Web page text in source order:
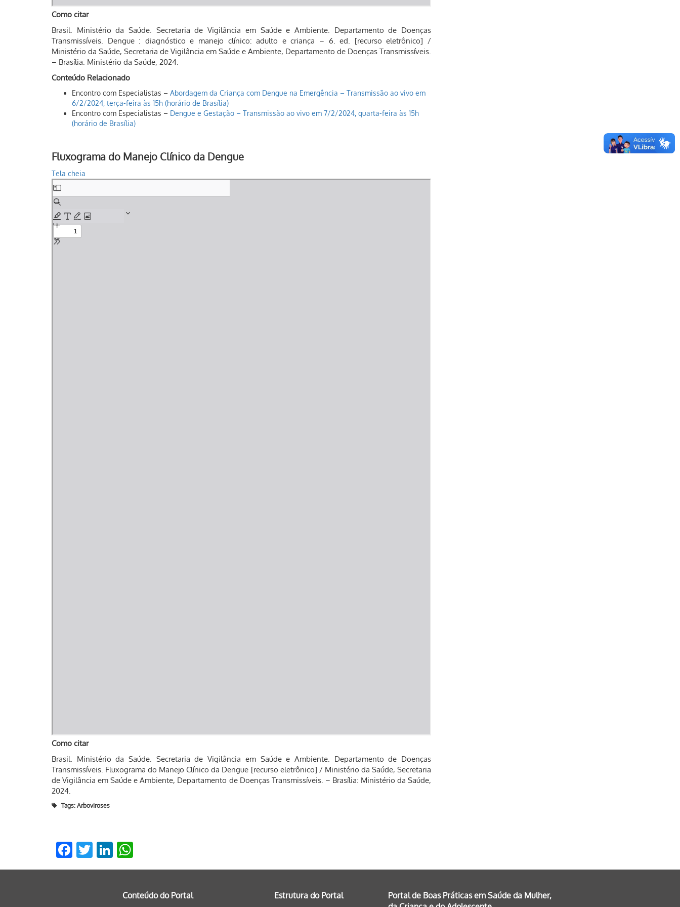
Como citar
Brasil. Ministério da Saúde. Secretaria de Vigilância em Saúde e Ambiente. Departamento de Doenças
Transmissíveis. Dengue : diagnóstico e manejo clínico: adulto e criança – 6. ed. [recurso eletrônico] /
Ministério da Saúde, Secretaria de Vigilância em Saúde e Ambiente, Departamento de Doenças Transmissíveis.
– Brasília: Ministério da Saúde, 2024.
Conteúdo Relacionado
Encontro com Especialistas – Abordagem da Criança com Dengue na Emergência – Transmissão ao vivo em
6/2/2024, terça-feira às 15h (horário de Brasília)
Encontro com Especialistas – Dengue e Gestação – Transmissão ao vivo em 7/2/2024, quarta-feira às 15h
(horário de Brasília)
Fluxograma do Manejo Clínico da Dengue
Tela cheia
Skip
to
PDF
content
Como citar
Brasil. Ministério da Saúde. Secretaria de Vigilância em Saúde e Ambiente. Departamento de Doenças
Transmissíveis. Fluxograma do Manejo Clínico da Dengue [recurso eletrônico] / Ministério da Saúde, Secretaria
de Vigilância em Saúde e Ambiente, Departamento de Doenças Transmissíveis. – Brasília: Ministério da Saúde,
2024.
Tags: Arboviroses
Facebook
TwitterLinkedIn
Conteúdo do Portal Estrutura do Portal
Portal de Boas Práticas em Saúde da Mulher,